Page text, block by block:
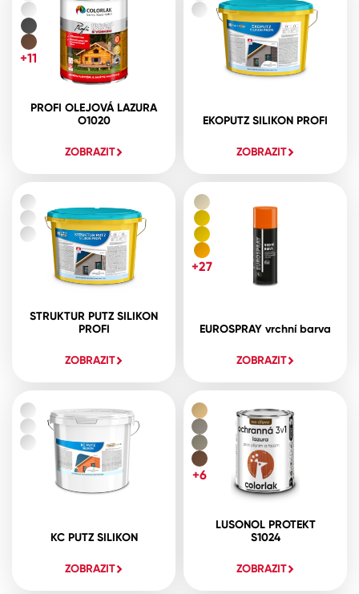
PROFI OLEJOVÁ LAZURA
O1020
ZOBRAZIT
+11
EKOPUTZ SILIKON PROFI
ZOBRAZIT
STRUKTUR PUTZ SILIKON
PROFI
ZOBRAZIT
EUROSPRAY vrchní barva
ZOBRAZIT
+27
KC PUTZ SILIKON
ZOBRAZIT
LUSONOL PROTEKT
S1024
ZOBRAZIT
+6